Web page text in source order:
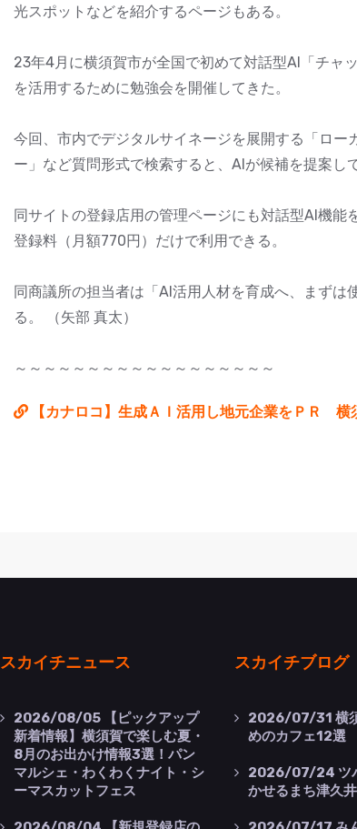
光スポットなどを紹介するページもある。
23年4月に横須賀市が全国で初めて対話型AI「チャ
を活用するために勉強会を開催してきた。
今回、市内でデジタルサイネージを展開する「ロ
ー」など質問形式で検索すると、AIが候補を提案し
同サイトの登録店用の管理ページにも対話型AI機
登録料（月額770円）だけで利用できる。
同商議所の担当者は「AI活用人材を育成へ、まず
る。 （矢部 真太）
～～～～～～～～～～～～～～～～～～
【カナロコ】生成ＡＩ活用し地元企業をＰＲ
スカイチニュース
2026/08/05 【ピックアップ
新着情報】横須賀で楽しむ夏・
8月のお出かけ情報3選！パン
マルシェ・わくわくナイト・シ
ーマスカットフェス
スカイチブログ
2026/07/31 横
めのカフェ12選
2026/07/24 ツ
かせるまち津久